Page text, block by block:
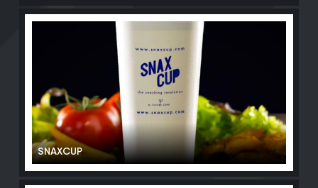
SNAXCUP